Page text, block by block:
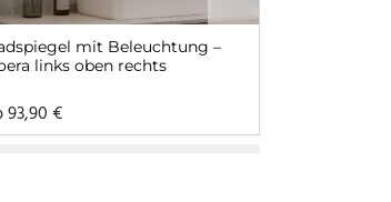
mit Beleuchtung –
links oben rechts
93,90€